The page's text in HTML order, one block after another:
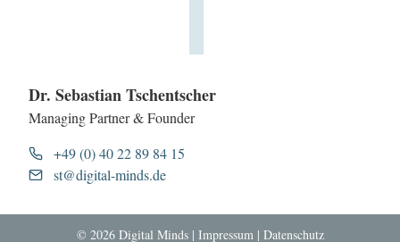
Dr. Sebastian Tschentscher
Managing Partner & Founder
+49 (0) 40 22 89 84 15
st@digital-minds.de
© 2026 Digital Minds | Impressum| Datenschutz